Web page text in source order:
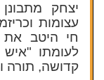
יצחק
עצומות
חי היטב
לעומתו
קדושה, תורה